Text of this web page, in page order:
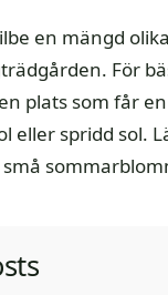
en mängd
För
plats som får
eller spridd sol.